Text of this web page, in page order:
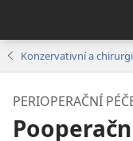
Konzervativní a
PERIOPERAČNÍ